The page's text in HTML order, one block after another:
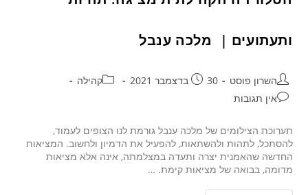
ותעתועים | מלכה ענבל
השרון פוסט 30 בדצמבר 2021
קהילה
אין תגובות
תערוכת הצילומים של מלכה ענבל גורמת לנו הצופים לעמוד,
להסתכל, לתהות ולהשתאות, להפעיל את הדמיון ולחשוב. המציאות
החדשה שהאמנית יצרה ותעדה במצלמתה, אינה אלא מציאות
מדומה, בבואה של מציאות קימת. …